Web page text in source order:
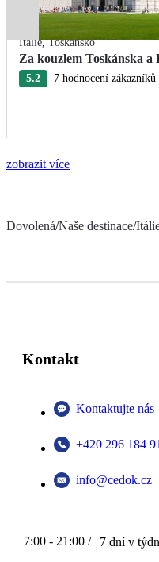
Itálie,Toskánsko
Za kouzlem Toskánska a
5.2 7 hodnocení zákazníků
zobrazit více
Dovolená/Naše destinace/
Kontakt
Kontaktujte nás
+420 296 184
info@cedok.cz
7:00 - 21:00 / 7 dní v